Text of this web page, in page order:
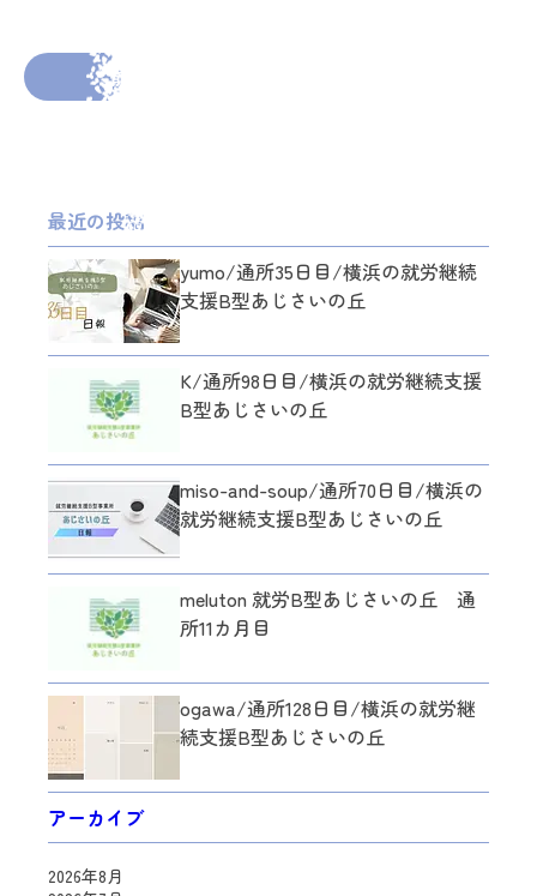
前の投稿へ
最近の投稿
yumo/通所35日目/横浜の就労継続
支援B型あじさいの丘
K/通所98日目/横浜の就労継続支援
B型あじさいの丘
miso-and-soup/通所70日目/横浜の
就労継続支援B型あじさいの丘
meluton 就労B型あじさいの丘 通
所11カ月目
ogawa/通所128日目/横浜の就労継
続支援B型あじさいの丘
アーカイブ
2026年8月